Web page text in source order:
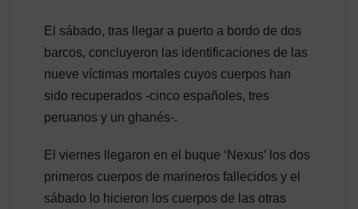
El sábado, tras llegar a puerto a bordo de dos
barcos, concluyeron las identificaciones de las
nueve víctimas mortales cuyos cuerpos han
sido recuperados -cinco españoles, tres
peruanos y un ghanés-.
El viernes llegaron en el buque ‘Nexus’ los dos
primeros cuerpos de marineros fallecidos y el
sábado lo hicieron los cuerpos de las otras